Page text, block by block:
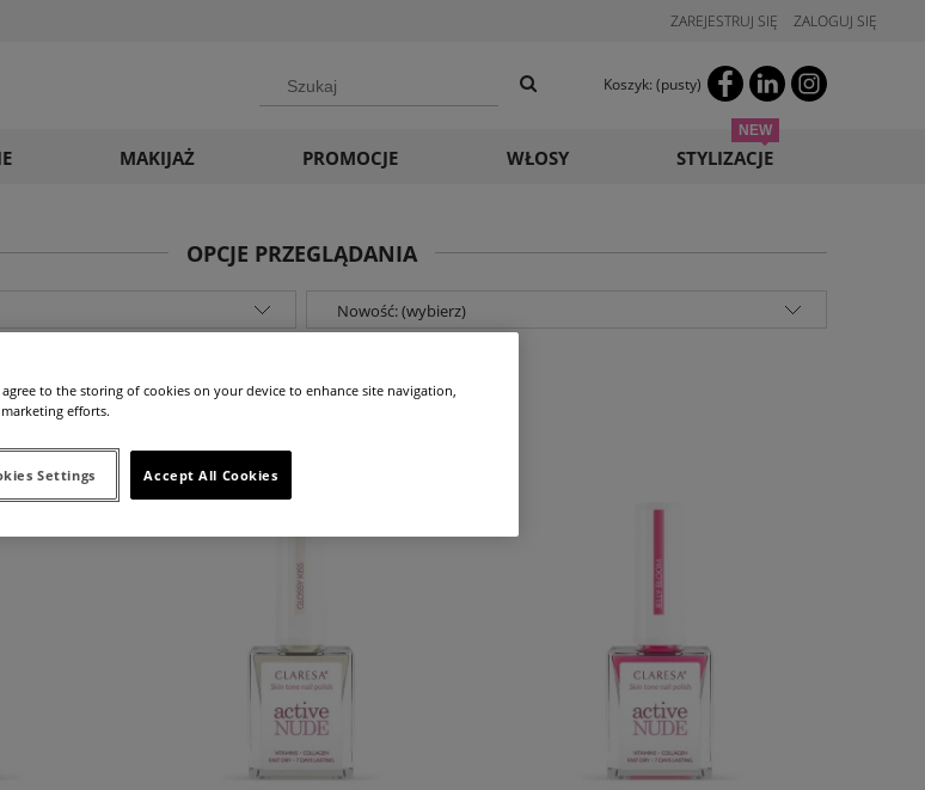
ZAREJESTRUJ SIĘ ZALOGUJ SIĘ
Koszyk: (pusty)
MAKIJAŻ PROMOCJE WŁOSY STYLIZACJE
OPCJE PRZEGLĄDANIA
Nowość: (wybierz)
agree to the storing of cookies on your device to enhance site navigation,
efforts.
Accept All Cookies
Settings